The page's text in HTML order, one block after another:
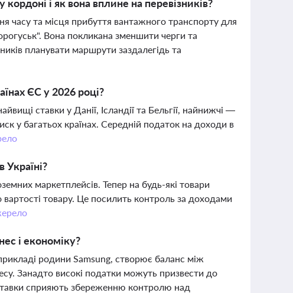
і як вона вплине на перевізників?
часу та місця прибуття вантажного транспорту для
Вона покликана зменшити черги та
планувати маршрути заздалегідь та
ЄС у 2026 році?
ставки у Данії, Ісландії та Бельгії, найнижчі —
у багатьох країнах. Середній податок на доходи в
маркетплейсів. Тепер на будь-які товари
товару. Це посилить контроль за доходами
і економіку?
родини Samsung, створює баланс між
Занадто високі податки можуть призвести до
ставки сприяють збереженню контролю над